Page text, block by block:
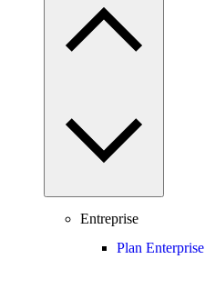
Entreprise
Plan Enterprise